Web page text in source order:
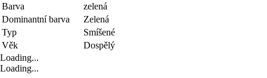
Barva
zelená
Dominantní barva
Zelená
Typ
Smíšené
Věk
Dospělý
Loading...
Loading...